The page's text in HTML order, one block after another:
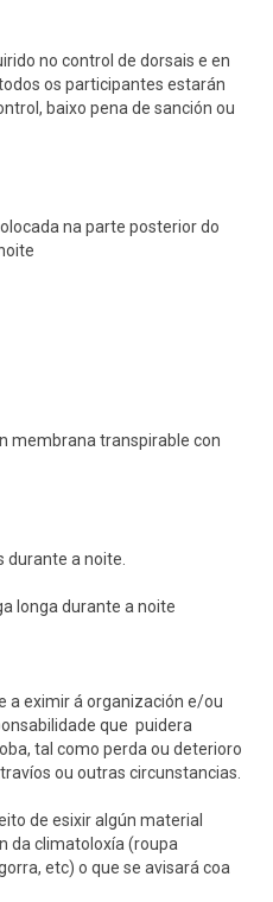
no control de dorsais e en
os participantes estarán
baixo pena de sanción ou
na parte posterior do
transpirable con
a noite.
longa durante a noite
a eximir á organización e/ou
que puidera
tal como perda ou deterioro
ou outras circunstancias.
de esixir algún material
da climatoloxía (roupa
etc) o que se avisará coa